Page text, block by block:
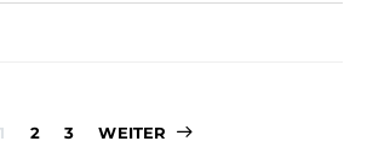
1 2 3 WEITER